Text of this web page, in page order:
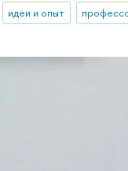
идеи и опыт